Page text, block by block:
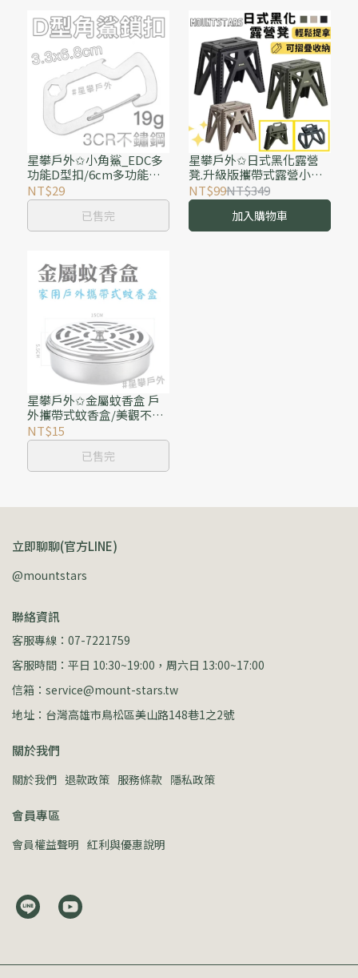
星攀戶外✩小角鯊_EDC多
功能D型扣/6cm多功能登
山扣/不鏽鋼登山扣+開瓶
器+彈簧鉤/登山掛扣快掛
NT$29
已售完
星攀戶外✩日式黑化露營
凳.升級版攜帶式露營小椅
子/野餐椅.多功能家用摺疊
椅/折叠凳/一秒收納小凳
子/野營折疊椅
NT$99NT$349
加入購物車
星攀戶外✩金屬蚊香盒 戶
外攜帶式蚊香盒/美觀不鏽
鋼彩色/防蚊.蚊香托盤/戶
外用/家用蚊香盒/有蓋蚊香
盤(防火).接灰蚊香
NT$15
已售完
立即聊聊(官方LINE)
@mountstars
聯絡資訊
客服專線：07-7221759
客服時間：平日 10:30~19:00，周六日 13:00~17:00
信箱：service@mount-stars.tw
地址：台灣高雄市鳥松區美山路148巷1之2號
關於我們
關於我們 退款政策 服務條款 隱私政策
會員專區
會員權益聲明 紅利與優惠說明